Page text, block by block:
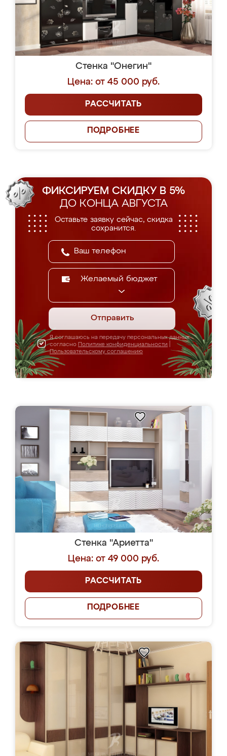
Стенка "Онегин"
Цена: от 45 000 руб.
РАССЧИТАТЬ
ПОДРОБНЕЕ
ФИКСИРУЕМ СКИДКУ В 5%
ДО КОНЦА АВГУСТА
Оставьте заявку сейчас, скидка
сохранится.
Желаемый бюджет
Отправить
Я соглашаюсь на передачу персональных данных
согласно Политике конфиденциальности
Пользовательскому соглашению
Стенка "Ариетта"
Цена: от 49 000 руб.
РАССЧИТАТЬ
ПОДРОБНЕЕ